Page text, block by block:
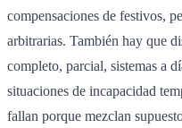
compensaciones de festivos,
arbitrarias. También hay que
completo, parcial, sistemas a
situaciones de incapacidad
fallan porque mezclan